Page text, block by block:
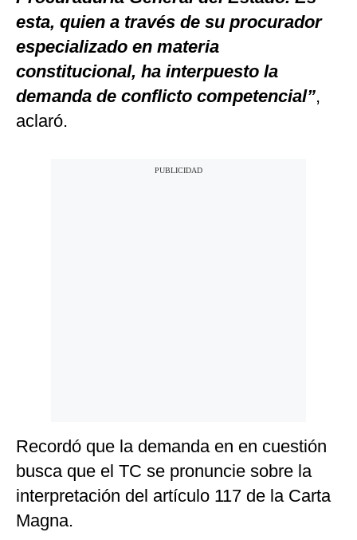
esta, quien a través de su procurador
especializado en materia
constitucional, ha interpuesto la
demanda de conflicto competencial”,
aclaró.
Recordó que la demanda en en cuestión
busca que el TC se pronuncie sobre la
interpretación del artículo 117 de la Carta
Magna.